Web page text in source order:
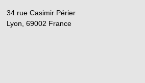
34 rue Casimir Périer
Lyon 69002 France